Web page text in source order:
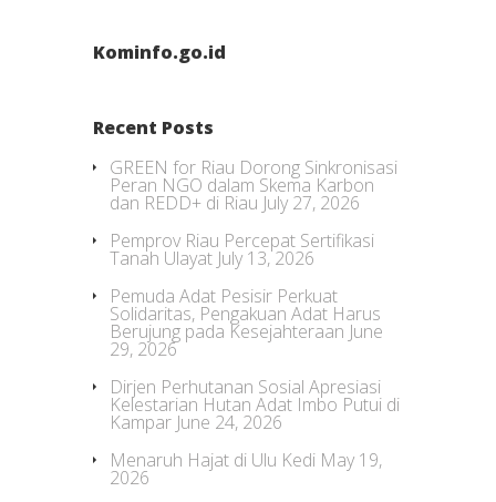
Kominfo.go.id
Recent Posts
GREEN for Riau Dorong Sinkronisasi
Peran NGO dalam Skema Karbon
dan REDD+ di Riau July 27, 2026
Pemprov Riau Percepat Sertifikasi
Tanah Ulayat July 13, 2026
Pemuda Adat Pesisir Perkuat
Solidaritas, Pengakuan Adat Harus
Berujung pada Kesejahteraan June
29, 2026
Dirjen Perhutanan Sosial Apresiasi
Kelestarian Hutan Adat Imbo Putui di
Kampar June 24, 2026
Menaruh Hajat di Ulu Kedi May 19,
2026